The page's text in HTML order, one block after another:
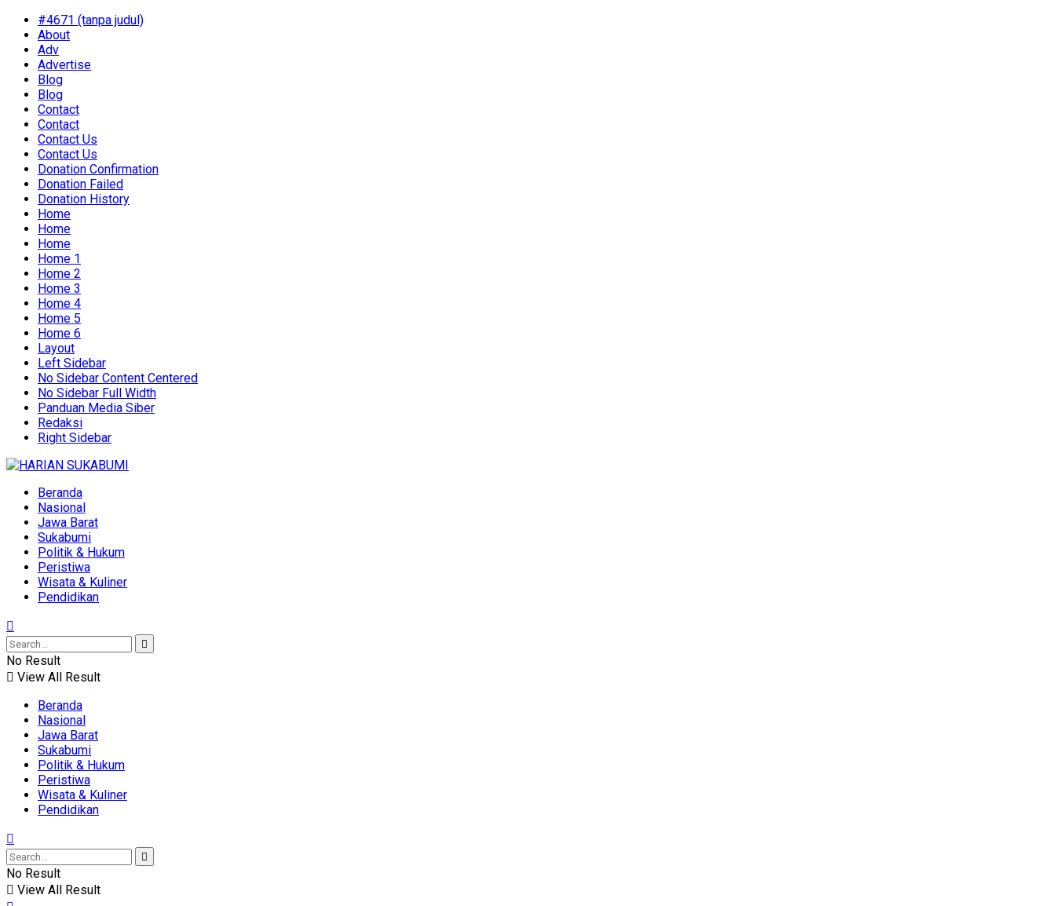
#4671 (tanpa judul)
About
Adv
Advertise
Blog
Blog
Contact
Contact
Contact Us
Contact Us
Donation Confirmation
Donation Failed
Donation History
Home
Home
Home
Home 1
Home 2
Home 3
Home 4
Home 5
Home 6
Layout
Left Sidebar
No Sidebar Content Centered
No Sidebar Full Width
Panduan Media Siber
Redaksi
Right Sidebar
Beranda
Nasional
Jawa Barat
Sukabumi
Politik & Hukum
Peristiwa
Wisata & Kuliner
Pendidikan
No Result
View All Result
Beranda
Nasional
Jawa Barat
Sukabumi
Politik & Hukum
Peristiwa
Wisata & Kuliner
Pendidikan
No Result
View All Result